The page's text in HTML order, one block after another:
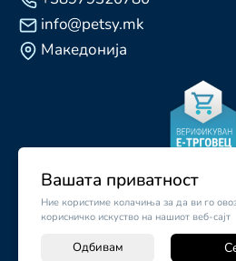
Вашата приватност
Ние користиме колачиња за да ви го
корисничко искуство на нашиот веб-сајт
Одбивам
info@petsy.mk
Македонија